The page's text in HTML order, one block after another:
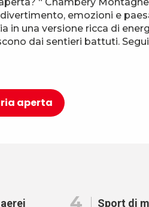
emozioni e
in una versione ricca di
dai sentieri battuti.
aperta
Sport di